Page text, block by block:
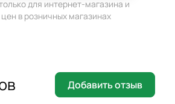
для интернет-магазина и
в розничных магазинах
Добавить отзыв